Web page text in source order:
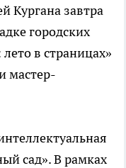
Кургана завтра
городских
в страницах»
мастер-
сад». В рамках